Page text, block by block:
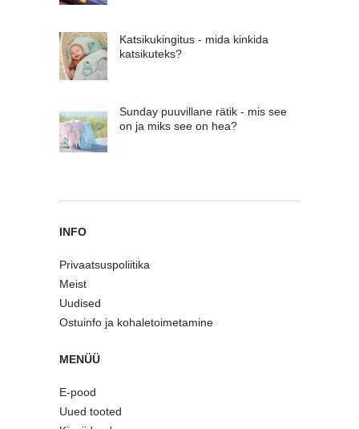
Katsikukingitus - mida kinkida
katsikuteks?
Sunday puuvillane rätik - mis see
on ja miks see on hea?
INFO
Privaatsuspoliitika
Meist
Uudised
Ostuinfo ja kohaletoimetamine
MENÜÜ
E-pood
Uued tooted